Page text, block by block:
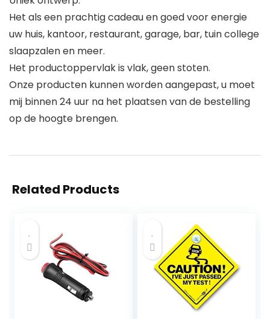
Het als een prachtig cadeau en goed voor energie
uw huis, kantoor, restaurant, garage, bar, tuin college
slaapzalen en meer.
Het productoppervlak is vlak, geen stoten.
Onze producten kunnen worden aangepast, u moet
mij binnen 24 uur na het plaatsen van de bestelling
op de hoogte brengen.
Related Products